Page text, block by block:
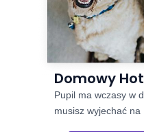
Domowy
Pupil ma wczasy w
musisz wyjechać na